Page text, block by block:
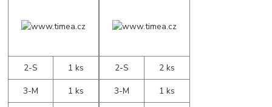
2-S
1 ks
3-M
1 ks
2-S
2 ks
3-M
1 ks